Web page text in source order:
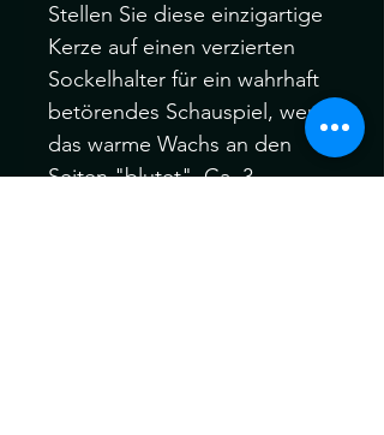
Stellen Sie diese einzigartige
Kerze auf einen verzierten
Sockelhalter für ein wahrhaft
betörendes Schauspiel, wenn
das warme Wachs an den
Seiten "blutet". Ca. 3